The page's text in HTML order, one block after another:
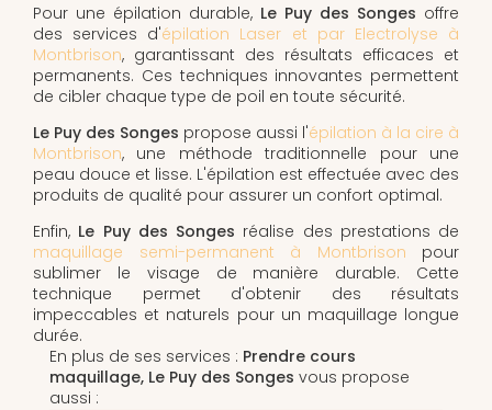
Pour une épilation durable, Le Puy des Songes offre
des services d'épilation Laser et par Electrolyse à
Montbrison, garantissant des résultats efficaces et
permanents. Ces techniques innovantes permettent
de cibler chaque type de poil en toute sécurité.
Le Puy des Songes propose aussi l'épilation à la cire à
Montbrison, une méthode traditionnelle pour une
peau douce et lisse. L'épilation est effectuée avec des
produits de qualité pour assurer un confort optimal.
Enfin, Le Puy des Songes réalise des prestations de
maquillage semi-permanent à Montbrison pour
sublimer le visage de manière durable. Cette
technique permet d'obtenir des résultats
impeccables et naturels pour un maquillage longue
durée.
En plus de ses services : Prendre cours
maquillage, Le Puy des Songes vous propose
aussi :